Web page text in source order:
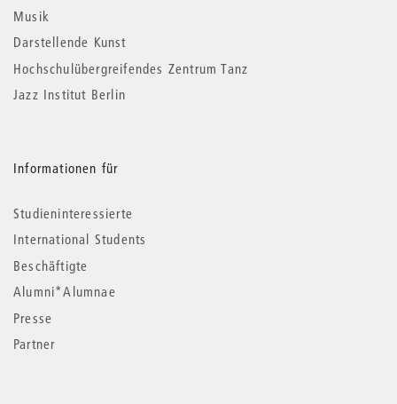
Musik
Darstellende Kunst
Hochschulübergreifendes Zentrum Tanz
Jazz Institut Berlin
Informationen für
Studieninteressierte
International Students
Beschäftigte
Alumni*Alumnae
Presse
Partner